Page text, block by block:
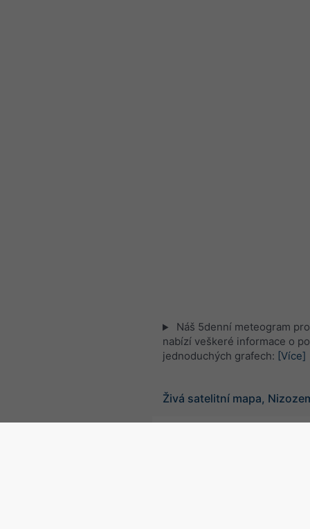
Náš 5denní meteogram
nabízí veškeré informace o
jednoduchých grafech: [Více]
Živá satelitní mapa,